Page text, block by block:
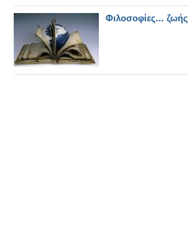
Φιλοσοφίες... ζωής